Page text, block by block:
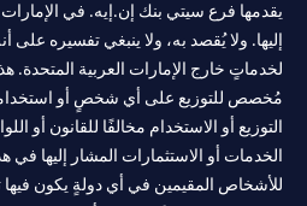
يقدمها فرع سيتي بنك إن.إيه. في الإمارات
إليها. ولا يُقصد به، ولا ينبغي تفسيره
لخدماتٍ خارج الإمارات العربية المتحدة.
مُخصص للتوزيع على أي شخصٍ أو
التوزيع أو الاستخدام مخالفًا للقانون أو
الخدمات أو الاستثمارات المشار إليها في
للأشخاص المقيمين في أي دولةٍ يكون فيها